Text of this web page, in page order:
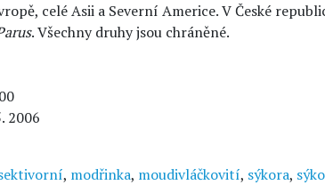
celé Asii a Severní Americe. V České
. Všechny druhy jsou chráněné.
2006
, modřinka, moudivláčkovití, sýkora,